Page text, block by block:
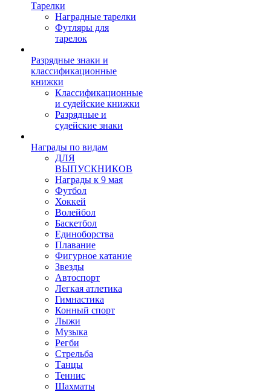
Тарелки
Наградные тарелки
Футляры для
тарелок
Разрядные знаки и
классификационные
книжки
Классификационные
и судейские книжки
Разрядные и
судейские знаки
Награды по видам
ДЛЯ
ВЫПУСКНИКОВ
Награды к 9 мая
Футбол
Хоккей
Волейбол
Баскетбол
Единоборства
Плавание
Фигурное катание
Звезды
Автоспорт
Легкая атлетика
Гимнастика
Конный спорт
Лыжи
Музыка
Регби
Стрельба
Танцы
Теннис
Шахматы